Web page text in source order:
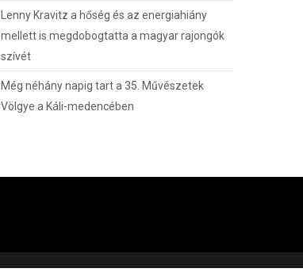
Lenny Kravitz a hőség és az energiahiány
mellett is megdobogtatta a magyar rajongók
szívét
Még néhány napig tart a 35. Művészetek
Völgye a Káli-medencében